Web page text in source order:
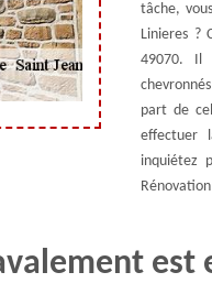
tâche,
Linieres ?
49070. Il
part de
effectuer
inquiétez
est